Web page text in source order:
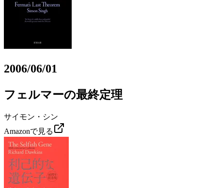
2006/06/01
フェルマーの最終定理
サイモン・シン
Amazonで見る